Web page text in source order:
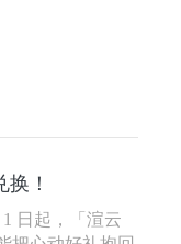
！
日起，「渲云